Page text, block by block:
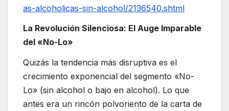
as-alcoholicas-sin-alcohol/2136540.shtml
La Revolución Silenciosa: El Auge Imparable
del «No-Lo»
Quizás la tendencia más disruptiva es el
crecimiento exponencial del segmento «No-
Lo» (sin alcohol o bajo en alcohol). Lo que
antes era un rincón polvoriento de la carta de